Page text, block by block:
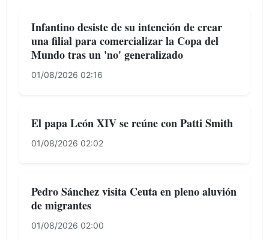
Infantino desiste de su intención de crear
una filial para comercializar la Copa del
Mundo tras un 'no' generalizado
01/08/2026 02:16
El papa León XIV se reúne con Patti Smith
01/08/2026 02:02
Pedro Sánchez visita Ceuta en pleno aluvión
de migrantes
01/08/2026 02:00